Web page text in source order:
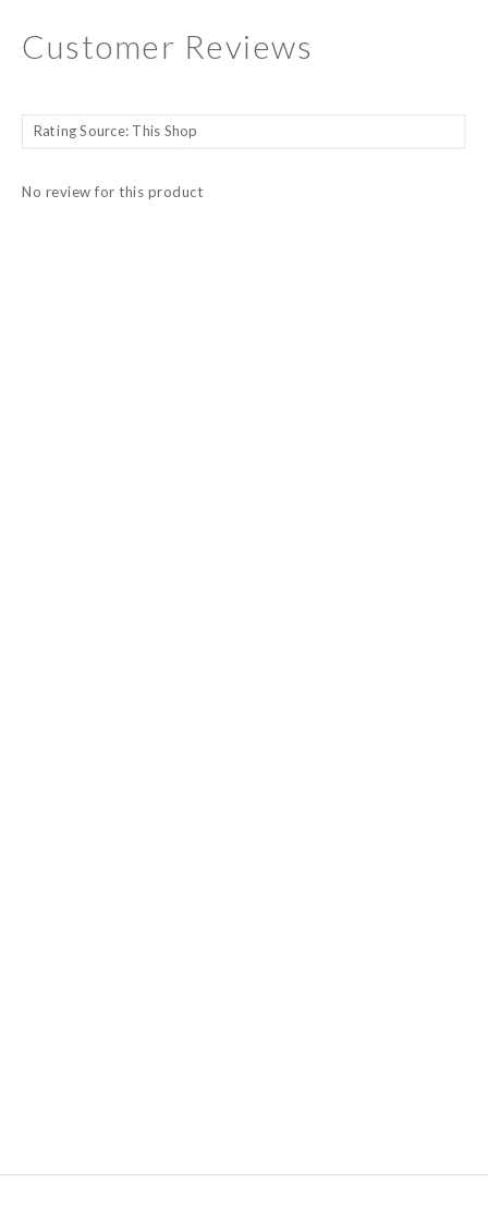
Customer Reviews
No review for this product